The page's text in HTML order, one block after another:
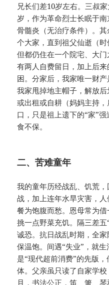
兄长们差10岁左右。三叔
岁，作为革命烈士长眠于
骨髓炎（无治疗条件）。
个大家，直到祖父仙逝（
但都仍住在一个院宅、大
有两人自费留日，加上后
困。分家后，我家唯一财
我家甩掉地主帽子，解放后
或出租或自耕（妈妈主持
口，只是祖上遗下的“家”
食不保。
二、苦难童年
我的童年历经战乱、饥荒
战，加上连年水旱灾害，
餐为饱腹而愁。恩母常为
挑一点野菜充饥。隔三差
诚恐。抗日战乱时期，全
保温饱。间遇“失业”，就
是“现代超前消费”的先版
体。父亲虽只读了自家学
且，书法公正，笛、箫、